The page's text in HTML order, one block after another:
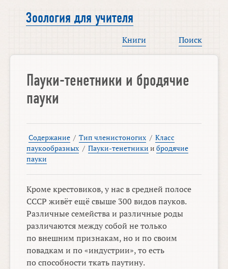
Зоология для учителя
Книги Поиск
Пауки-тенетники и бродячие
пауки
Содержание / Тип членистоногих / Класс
паукообразных / Пауки-тенетники ибродячие
пауки
Кроме крестовиков, у нас в средней полосе
СССР живёт ещё свыше 300 видов пауков.
Различные семейства и различные роды
различаются между собой не только
по внешним признакам, но и по своим
повадкам и по «индустрии», то есть
по способности ткать паутину.